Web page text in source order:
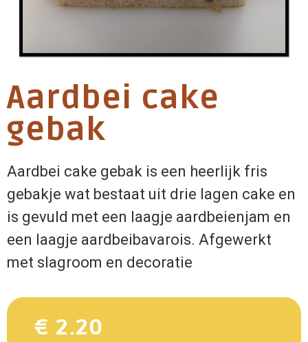
Aardbei cake
gebak
Aardbei cake gebak is een heerlijk fris
gebakje wat bestaat uit drie lagen cake en
is gevuld met een laagje aardbeienjam en
een laagje aardbeibavarois. Afgewerkt
met slagroom en decoratie
€ 2.20